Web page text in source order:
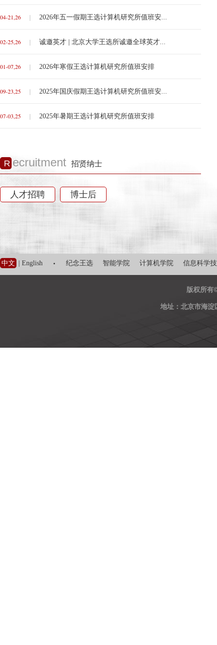
04-21,26 2026年五一假期王选计算机研究所值班安...
02-25,26 诚邀英才 | 北京大学王选所诚邀全球英才...
01-07,26 2026年寒假王选计算机研究所值班安排
09-23,25 2025年国庆假期王选计算机研究所值班安...
07-03,25 2025年暑期王选计算机研究所值班安排
R ecruitment 招贤纳士
人才招聘 博士后
中文 English · 纪念王选 智能学院 计算机学院 信息科学
版权所有
地址：北京市海